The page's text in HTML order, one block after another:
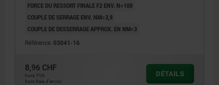
FORCE DU RESSORT FINALE F2 ENV. N=100
COUPLE DE SERRAGE ENV. NM=3,9
COUPLE DE DESSERRAGE APPROX. EN NM=3
Référence: 03041-16
8,96 CHF
hors TVA
hors frais d’envoi
DÉTAILS